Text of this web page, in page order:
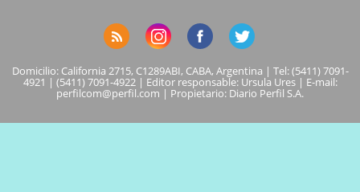
Domicilio: California 2715, C1289ABI, CABA, Argentina | Tel: (5411) 7091-
4921 | (5411) 7091-4922 | Editor responsable: Ursula Ures | E-mail:
perfilcom@perfil.com | Propietario: Diario Perfil S.A.